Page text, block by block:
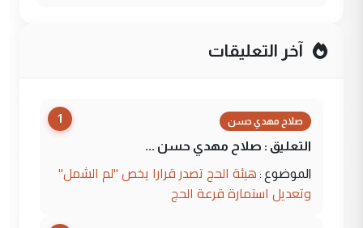
آخر التعليقات
1 صلاح مهدي حسن
التعليق : صلاح مهدي حسن ...
الموضوع : هيئة الحج تصدر قرارا يخص "لم الشمل"
وتعديل استمارة قرعة الحج